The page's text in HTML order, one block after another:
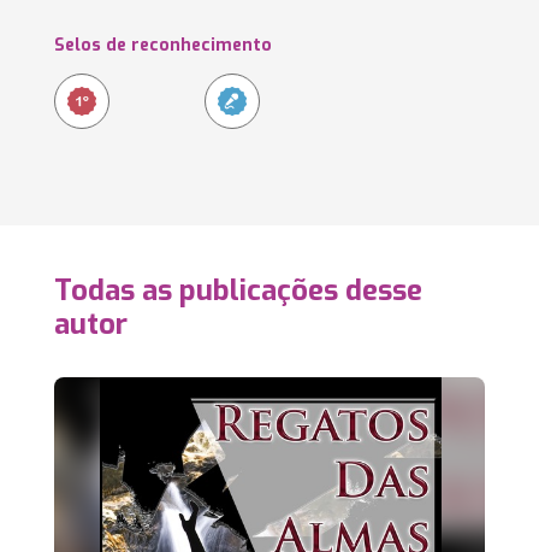
Selos de reconhecimento
Todas as publicações desse
autor